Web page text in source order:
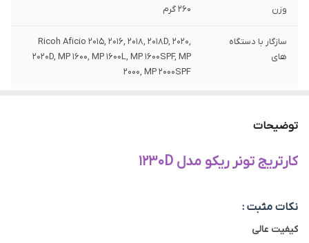
وزن 260 گرم
سازگار با دستگاه
های
Ricoh Aficio 2015, 2016, 2018, 2018D, 2020,
2020D, MP 1600, MP 1600L, MP 1600SPF, MP
2000, MP 2000SPF
توضیحات
کارتریج تونر ریکو مدل ۱۲۳۰D
نکات مثبت :
کیفیت عالی